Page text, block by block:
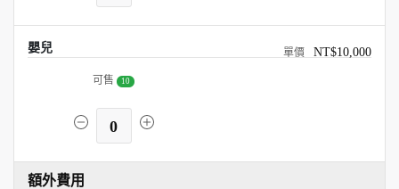
嬰兒 NT$10,000
可售 10
0
額外費用